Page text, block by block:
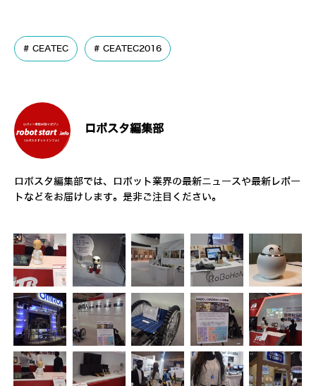
CEATEC CEATEC2016
ロボスタ編集部
ロボスタ編集部では、ロボット業界の最新ニュースや最新レポー
トなどをお届けします。是非ご注目ください。